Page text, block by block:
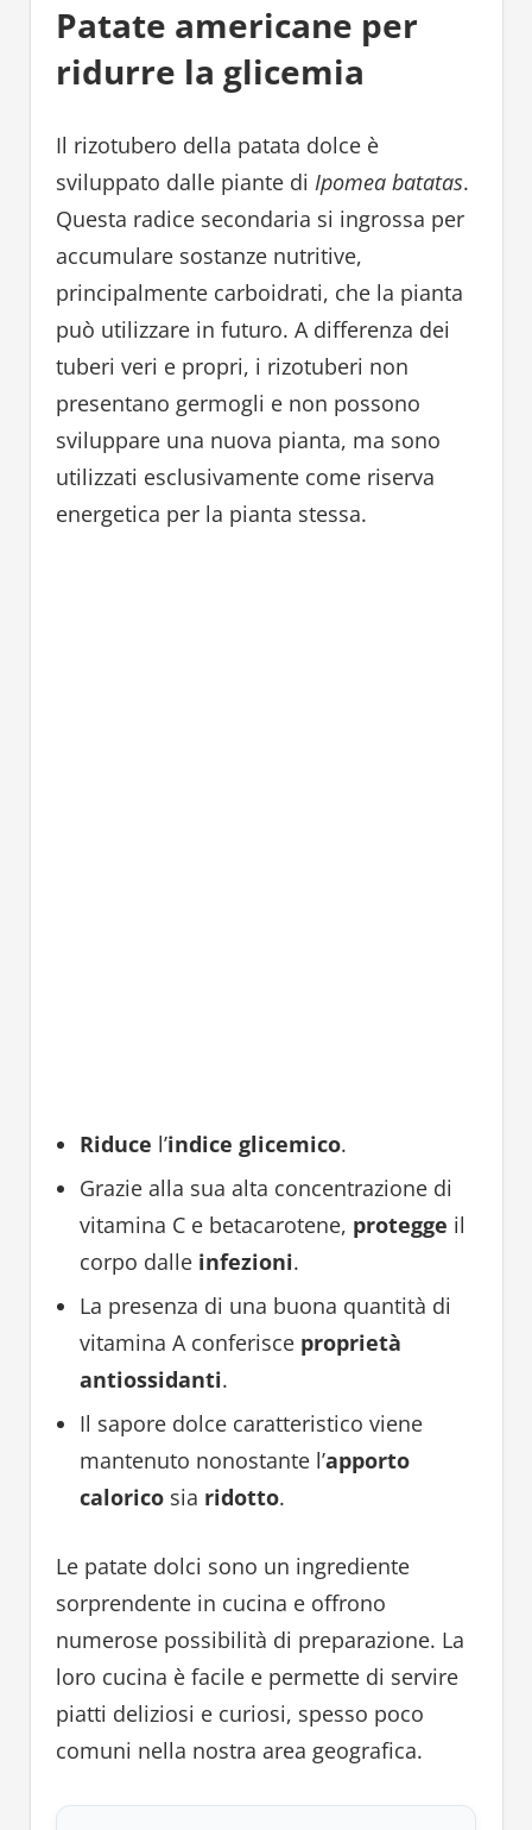
Patate americane per
ridurre la glicemia
Il rizotubero della patata dolce è
sviluppato dalle piante di Ipomea batatas.
Questa radice secondaria si ingrossa per
accumulare sostanze nutritive,
principalmente carboidrati, che la pianta
può utilizzare in futuro. A differenza dei
tuberi veri e propri, i rizotuberi non
presentano germogli e non possono
sviluppare una nuova pianta, ma sono
utilizzati esclusivamente come riserva
energetica per la pianta stessa.
Riduce l’indice glicemico.
Grazie alla sua alta concentrazione di
vitamina C e betacarotene, protegge il
corpo dalle infezioni.
La presenza di una buona quantità di
vitamina A conferisceproprietà
antiossidanti.
Il sapore dolce caratteristico viene
mantenuto nonostante l’apporto
caloricosia ridotto.
Le patate dolci sono un ingrediente
sorprendente in cucina e offrono
numerose possibilità di preparazione. La
loro cucina è facile e permette di servire
piatti deliziosi e curiosi, spesso poco
comuni nella nostra area geografica.